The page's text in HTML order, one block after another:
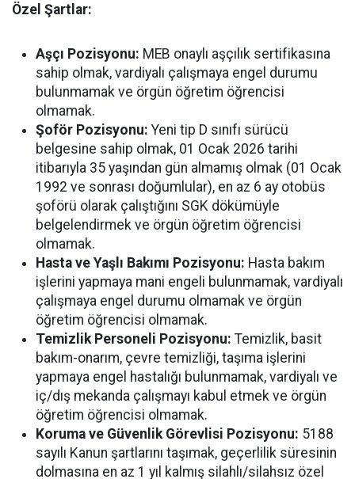
Özel Şartlar:
Aşçı Pozisyonu: MEB onaylı aşçılık sertifikasına
sahip olmak, vardiyalı çalışmaya engel durumu
bulunmamak ve örgün öğretim öğrencisi
olmamak.
Şoför Pozisyonu: Yeni tip D sınıfı sürücü
belgesine sahip olmak, 01 Ocak 2026 tarihi
itibarıyla 35 yaşından gün almamış olmak (01 Ocak
1992 ve sonrası doğumlular), en az 6 ay otobüs
şoförü olarak çalıştığını SGK dökümüyle
belgelendirmek ve örgün öğretim öğrencisi
olmamak.
Hasta ve Yaşlı Bakımı Pozisyonu: Hasta bakım
işlerini yapmaya mani engeli bulunmamak, vardiyalı
çalışmaya engel durumu olmamak ve örgün
öğretim öğrencisi olmamak.
Temizlik Personeli Pozisyonu: Temizlik, basit
bakım-onarım, çevre temizliği, taşıma işlerini
yapmaya engel hastalığı bulunmamak, vardiyalı ve
iç/dış mekanda çalışmayı kabul etmek ve örgün
öğretim öğrencisi olmamak.
Koruma ve Güvenlik Görevlisi Pozisyonu: 5188
sayılı Kanun şartlarını taşımak, geçerlilik süresinin
dolmasına en az 1 yıl kalmış silahlı/silahsız özel